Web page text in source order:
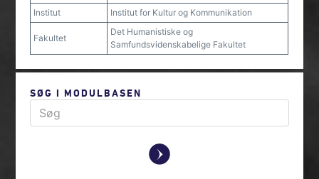
Institut
Institut for Kultur og Kommunikation
Fakultet
Det Humanistiske og
Samfundsvidenskabelige Fakultet
SØG I MODULBASEN
y